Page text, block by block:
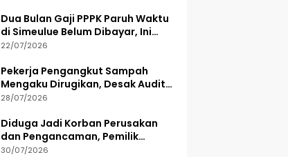
Dua Bulan Gaji PPPK Paruh Waktu
di Simeulue Belum Dibayar, Ini
Penjelasan Sekda
22/07/2026
Pekerja Pengangkut Sampah
Mengaku Dirugikan, Desak Audit
Pengelolaan LPS di Pekanbaru
28/07/2026
Diduga Jadi Korban Perusakan
dan Pengancaman, Pemilik
Armada Sampah Siapkan
30/07/2026